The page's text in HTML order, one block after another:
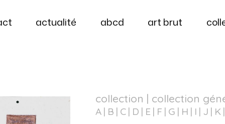
actualité abcd art brut
collection | collection
A B C D E F G H I J K